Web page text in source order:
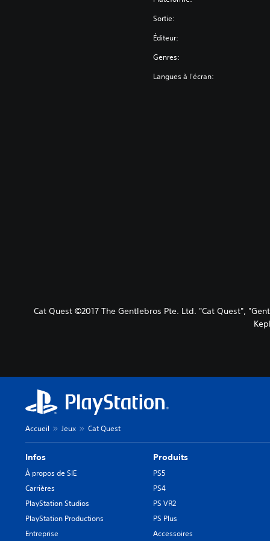
Sortie:
Éditeur:
Genres:
Langues à l'écran:
Cat Quest ©2017 The Gentlebros Pte. Ltd. "Cat Quest",
Accueil Jeux Cat Quest
Infos
À propos de SIE
Carrières
PlayStation Studios
PlayStation Productions
Entreprise
Produits
PS5
PS4
PS VR2
PS Plus
Accessoires